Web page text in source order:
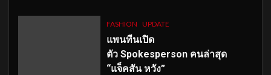
FASHION UPDATE
แพนทีนเปิด
ตัว Spokesperson คนล่าสุด
“แจ็คสัน หวัง”